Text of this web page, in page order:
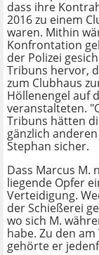
dass ihre
2016 zu einem
waren. Mithin
Konfrontation
der Polizei
Tribuns hervor,
zum Clubhaus
Höllenengel auf
veranstalteten.
Tribuns hätten
gänzlich
Stephan sicher.
Dass Marcus M.
liegende Opfer
Verteidigung.
der Schießerei
wo sich M.
habe. Zu den
gehörte er